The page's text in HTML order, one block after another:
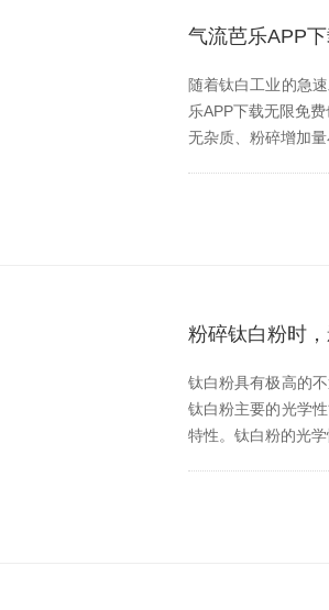
气流芭乐APP
随着钛白工业的急速发
乐APP下载无限免费也
无杂质、粉碎增
粉碎钛白粉时
钛白粉具有极高的不透
钛白粉主要的光学
特性。钛白粉的光